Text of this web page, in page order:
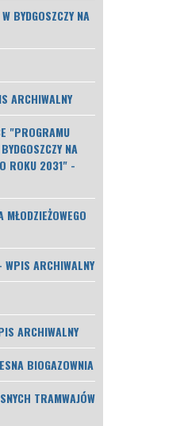
BYDGOSZCZY NA
ARCHIWALNY
"PROGRAMU
NA
ROKU 2031" -
ARCHIWALNY
ARCHIWALNY
BIOGAZOWNIA
TRAMWAJÓW